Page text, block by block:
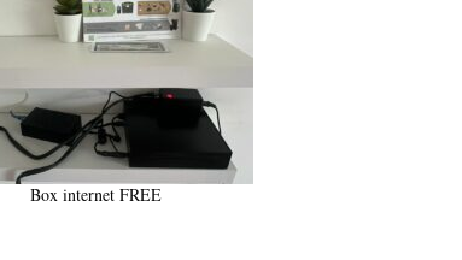
Box internet FREE